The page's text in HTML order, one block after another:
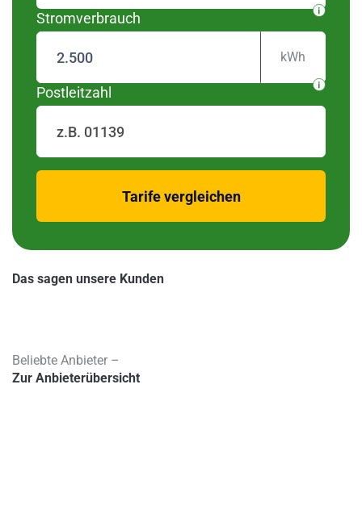
Stromverbrauch
kWh
Postleitzahl
Tarife vergleichen
Das sagen unsere Kunden
Beliebte Anbieter –
Zur Anbieterübersicht